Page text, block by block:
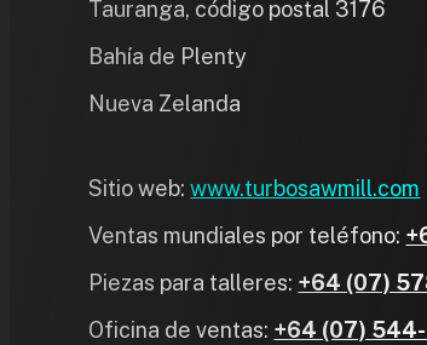
Tauranga, código postal 3176
Bahía de Plenty
Nueva Zelanda
Sitio web:www.turbosawmill.com
Ventas mundiales por teléfono:
Piezas para talleres: +64 (07)
Oficina de ventas: +64 (07)